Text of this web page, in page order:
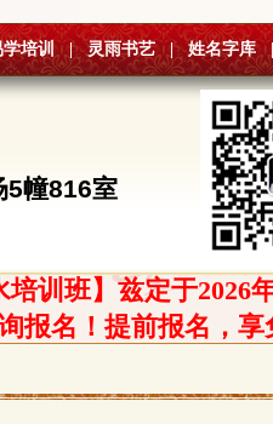
学培训 | 灵雨书艺 | 姓名字库
5幢816室
训班】兹定于2026
报名！提前报名，享